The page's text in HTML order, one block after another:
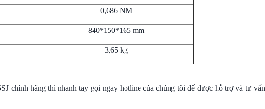
0,686 NM
840*150*165 mm
3,65 kg
chính hãng thì nhanh tay gọi ngay hotline của chúng tôi để được hỗ trợ và tư vấn